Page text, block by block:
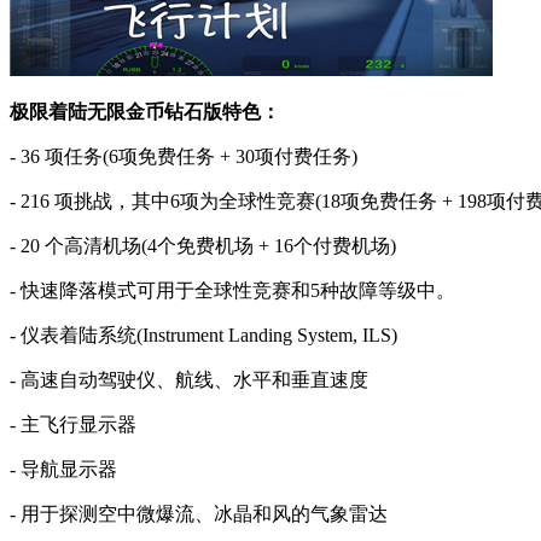
极限着陆无限金币钻石版特色：
- 36 项任务(6项免费任务 + 30项付费任务)
- 216 项挑战，其中6项为全球性竞赛(18项免费任务 + 198项付
- 20 个高清机场(4个免费机场 + 16个付费机场)
- 快速降落模式可用于全球性竞赛和5种故障等级中。
- 仪表着陆系统(Instrument Landing System, ILS)
- 高速自动驾驶仪、航线、水平和垂直速度
- 主飞行显示器
- 导航显示器
- 用于探测空中微爆流、冰晶和风的气象雷达